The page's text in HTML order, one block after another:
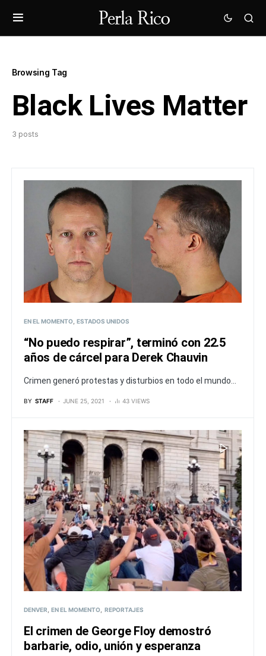
Browsing Tag
Black Lives Matter
3 posts
EN EL MOMENTO ESTADOS UNIDOS
“No puedo respirar”, terminó con 22.5
años de cárcel para Derek Chauvin
Crimen generó protestas y disturbios en todo el mundo...
BY STAFF JUNE 25, 2021 43 VIEWS
DENVER EN EL MOMENTO REPORTAJES
El crimen de George Floy demostró
barbarie, odio, unión y esperanza